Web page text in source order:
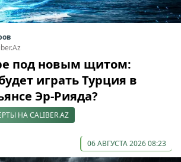
под новым щитом:
играть Турция в
Эр-Рияда?
НА CALIBER.AZ
06 АВГУСТА 2026 08:23